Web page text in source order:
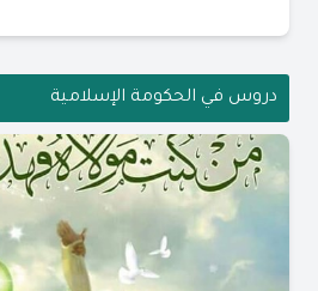
دروس في الحكومة الإسلامية